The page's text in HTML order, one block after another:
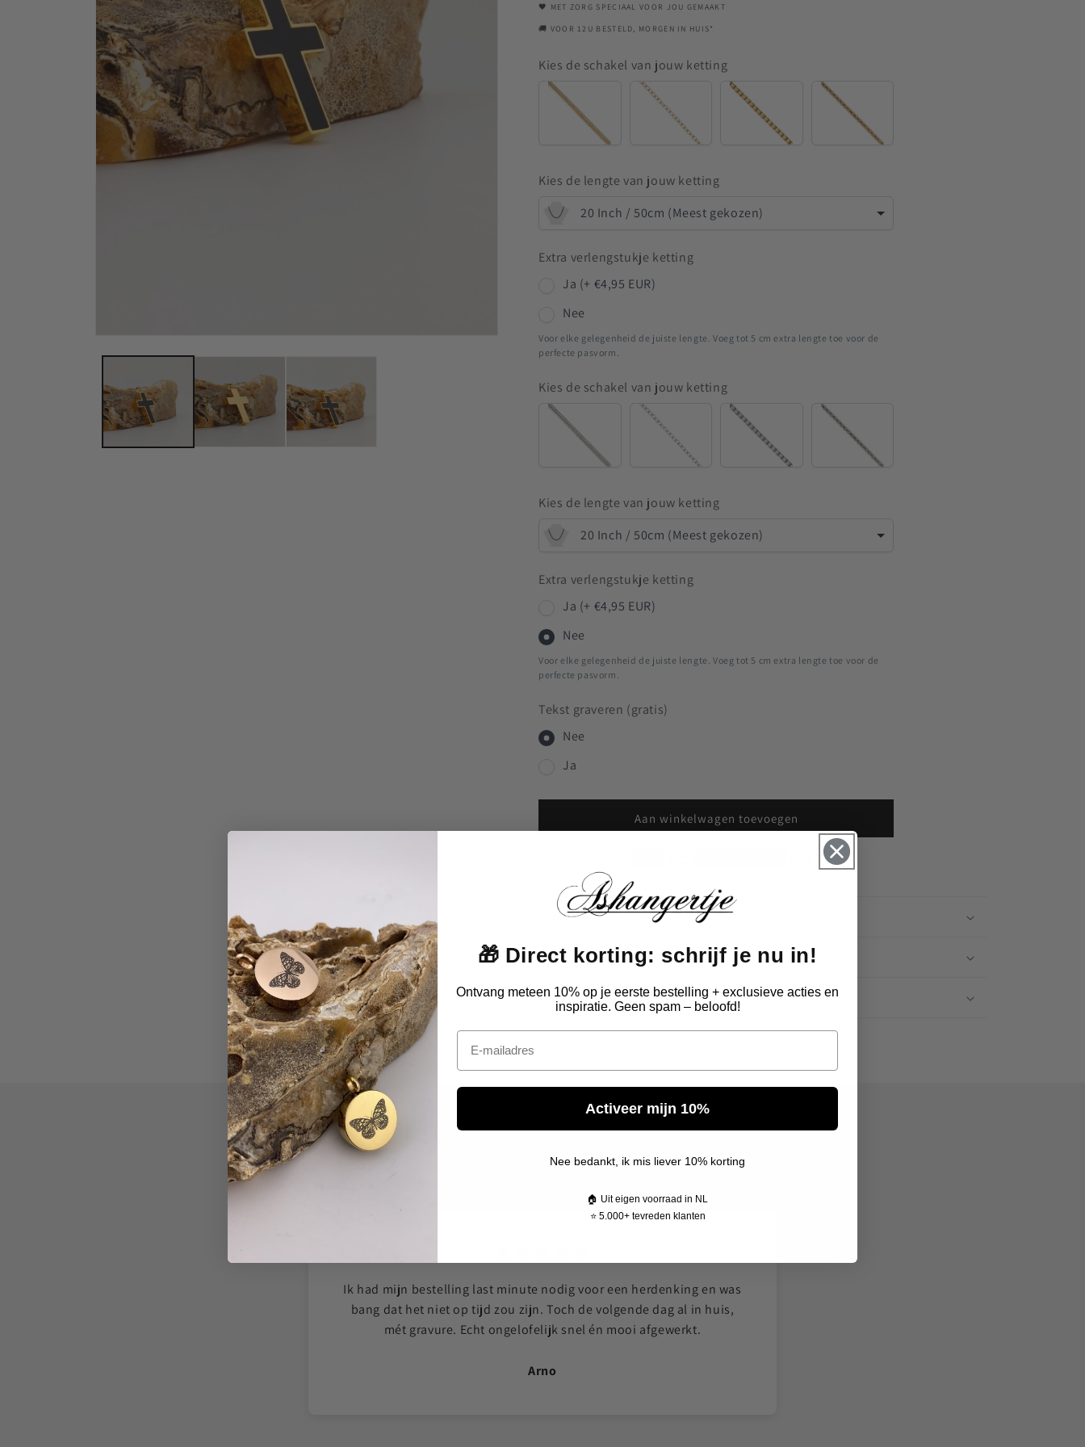
🖤 MET ZORG SPECIAAL VOOR JOU GEMAAKT
🚚 VOOR 12U BESTELD, MORGEN IN HUIS*
Kies de schakel van jouw ketting
Venetian
Kies de lengte van jouw ketting
20 Inch / 50cm (Meest gekozen)
Extra verlengstukje ketting
Ja (+ €4,95 EUR)
Nee
Voor elke gelegenheid de juiste lengte. Voeg tot 5 cm extra lengte toe voor de
perfecte pasvorm.
Kies de schakel van jouw ketting
Venetian
Kies de lengte van jouw ketting
20 Inch / 50cm (Meest gekozen)
Extra verlengstukje ketting
Ja (+ €4,95 EUR)
Nee
Voor elke gelegenheid de juiste lengte. Voeg tot 5 cm extra lengte toe voor de
perfecte pasvorm.
Tekst graveren (gratis)
Nee
Ja
Aan winkelwagen toevoegen
Kenmerken
Levertijd & Verzendkosten
14 dagen gemakkelijk retourneren
Echte reviews van echte klanten
Geverifieerde reviews
Ik had mijn bestelling last minute nodig voor een herdenking en was
bang dat het niet op tijd zou zijn. Toch de volgende dag al in huis,
mét gravure. Echt ongelofelijk snel én mooi afgewerkt.
Arno
🎁 Direct korting: schrijf je nu in!
Ontvang meteen 10% op je eerste bestelling + exclusieve acties en
inspiratie. Geen spam – beloofd!
Email
Activeer mijn 10%
Nee bedankt, ik mis liever 10% korting
🏠 Uit eigen voorraad in NL
⭐ 5.000+ tevreden klanten